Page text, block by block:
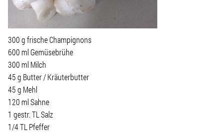
300 g frische Champignons
600 ml Gemüsebrühe
300 ml Milch
45 g Butter / Kräuterbutter
45 g Mehl
120 ml Sahne
1 gestr. TL Salz
1/4 TL Pfeffer